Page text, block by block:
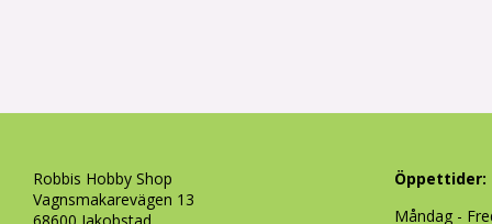
Robbis Hobby Shop
Vagnsmakarevägen 13
Öppettider:
Måndag -